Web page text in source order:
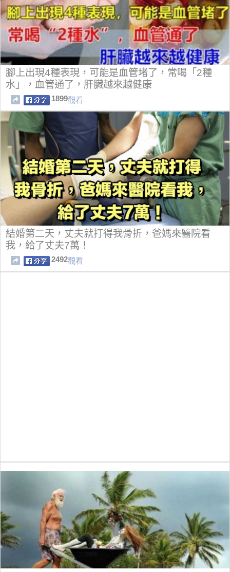
腳上出現4種表現，可能是血管堵了，常喝「2種
水」，血管通了，肝臟越來越健康
1899觀看
結婚第二天，丈夫就打得我骨折，爸媽來醫院看
我，給了丈夫7萬！
2492觀看